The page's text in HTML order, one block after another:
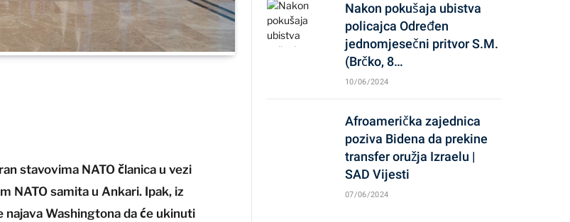
stavovima NATO članica u vezi
NATO samita u Ankari. Ipak, iz
najava Washingtona da će ukinuti
Nakon pokušaja ubistva
policajca Određen
jednomjesečni pritvor S.M.
(Brčko, 8…
10/06/2024
Afroamerička zajednica
poziva Bidena da prekine
transfer oružja Izraelu |
SAD Vijesti
07/06/2024